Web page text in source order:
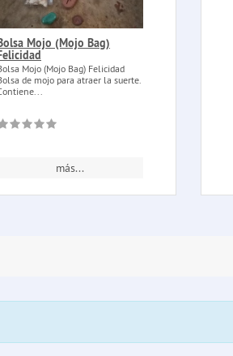
Mojo (Mojo Bag)
Mojo (Mojo Bag) Felicidad
de mojo para atraer la suerte.
más...